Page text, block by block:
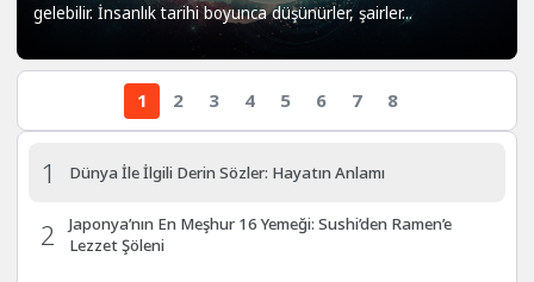
gelebilir. İnsanlık tarihi boyunca düşünürler, şairler...
1 2 3 4 5 6 7 8
1 Dünya İle İlgili Derin Sözler: Hayatın Anlamı
2
Japonya’nın En Meşhur 16 Yemeği: Sushi’den Ramen’e
Lezzet Şöleni